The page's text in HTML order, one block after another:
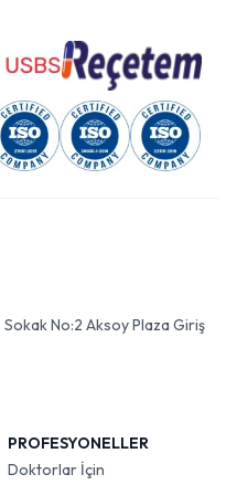
Sokak No:2 Aksoy Plaza Giriş
PROFESYONELLER
Doktorlar İçin